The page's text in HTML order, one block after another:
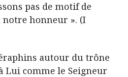
pas de motif de
honneur ». (I
autour du trône
Lui comme le Seigneur